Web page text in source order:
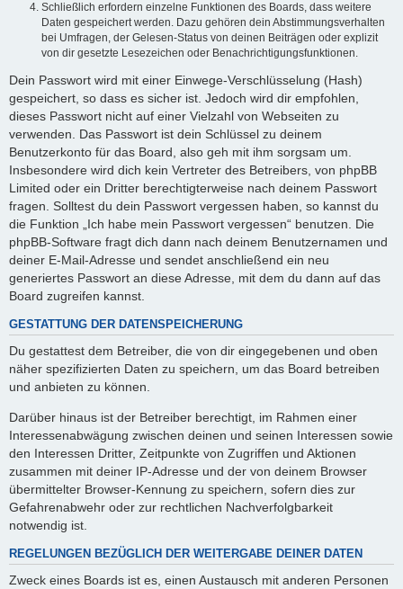
Schließlich erfordern einzelne Funktionen des Boards, dass weitere
Daten gespeichert werden. Dazu gehören dein Abstimmungsverhalten
bei Umfragen, der Gelesen-Status von deinen Beiträgen oder explizit
von dir gesetzte Lesezeichen oder Benachrichtigungsfunktionen.
Dein Passwort wird mit einer Einwege-Verschlüsselung (Hash)
gespeichert, so dass es sicher ist. Jedoch wird dir empfohlen,
dieses Passwort nicht auf einer Vielzahl von Webseiten zu
verwenden. Das Passwort ist dein Schlüssel zu deinem
Benutzerkonto für das Board, also geh mit ihm sorgsam um.
Insbesondere wird dich kein Vertreter des Betreibers, von phpBB
Limited oder ein Dritter berechtigterweise nach deinem Passwort
fragen. Solltest du dein Passwort vergessen haben, so kannst du
die Funktion „Ich habe mein Passwort vergessen“ benutzen. Die
phpBB-Software fragt dich dann nach deinem Benutzernamen und
deiner E-Mail-Adresse und sendet anschließend ein neu
generiertes Passwort an diese Adresse, mit dem du dann auf das
Board zugreifen kannst.
GESTATTUNG DER DATENSPEICHERUNG
Du gestattest dem Betreiber, die von dir eingegebenen und oben
näher spezifizierten Daten zu speichern, um das Board betreiben
und anbieten zu können.
Darüber hinaus ist der Betreiber berechtigt, im Rahmen einer
Interessenabwägung zwischen deinen und seinen Interessen sowie
den Interessen Dritter, Zeitpunkte von Zugriffen und Aktionen
zusammen mit deiner IP-Adresse und der von deinem Browser
übermittelter Browser-Kennung zu speichern, sofern dies zur
Gefahrenabwehr oder zur rechtlichen Nachverfolgbarkeit
notwendig ist.
REGELUNGEN BEZÜGLICH DER WEITERGABE DEINER DATEN
Zweck eines Boards ist es, einen Austausch mit anderen Personen